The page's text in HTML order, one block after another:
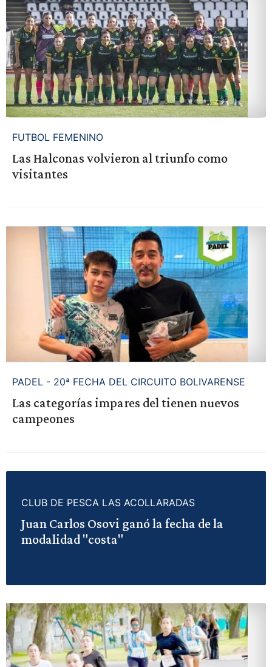
FUTBOL FEMENINO
Las Halconas volvieron al triunfo como
visitantes
PADEL - 20ª FECHA DEL CIRCUITO BOLIVARENSE
Las categorías impares del tienen nuevos
campeones
CLUB DE PESCA LAS ACOLLARADAS
Juan Carlos Osovi ganó la fecha de la
modalidad "costa"